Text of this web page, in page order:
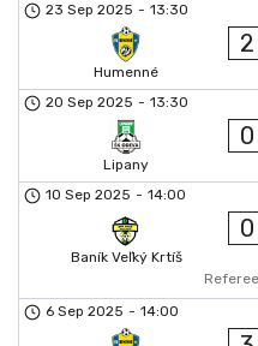
23 Sep 2025 - 13:30
Humenné
2
20 Sep 2025 - 13:30
Lipany
0
10 Sep 2025 - 14:00
Baník Veľký Krtíš
0
6 Sep 2025 - 14:00